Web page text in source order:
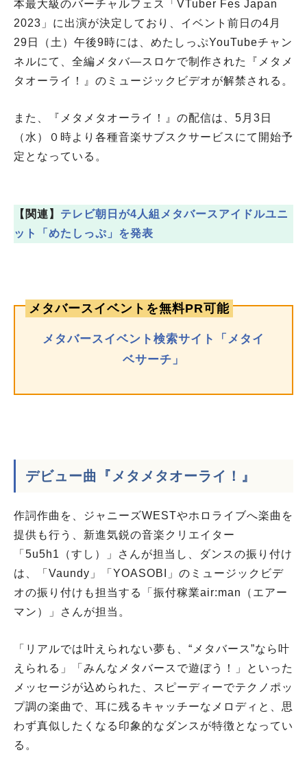
本最大級のバーチャルフェス「VTuber Fes Japan
2023」に出演が決定しており、イベント前日の4月
29日（土）午後9時には、めたしっぷYouTubeチャン
ネルにて、全編メタバ―スロケで制作された『メタメ
タオーライ！』のミュージックビデオが解禁される。
また、『メタメタオーライ！』の配信は、5月3日
（水）０時より各種音楽サブスクサービスにて開始予
定となっている。
【関連】 テレビ朝日が4人組メタバースアイドルユニ
ット「めたしっぷ」を発表
メタバースイベントを無料PR可能
メタバースイベント検索サイト「メタイ
ベサーチ」
デビュー曲『メタメタオーライ！』
作詞作曲を、ジャニーズWESTやホロライブへ楽曲を
提供も行う、新進気鋭の音楽クリエイター
「5u5h1（すし）」さんが担当し、ダンスの振り付け
は、「Vaundy」「YOASOBI」のミュージックビデ
オの振り付けも担当する「振付稼業air:man（エアー
マン）」さんが担当。
「リアルでは叶えられない夢も、“メタバース”なら叶
えられる」「みんなメタバースで遊ぼう！」といった
メッセージが込められた、スピーディーでテクノポッ
プ調の楽曲で、耳に残るキャッチーなメロディと、思
わず真似したくなる印象的なダンスが特徴となってい
る。